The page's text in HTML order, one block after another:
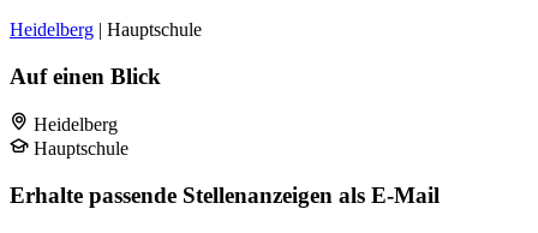
Heidelberg | Hauptschule
Auf einen Blick
Heidelberg
Hauptschule
Erhalte passende Stellenanzeigen als E-Mail